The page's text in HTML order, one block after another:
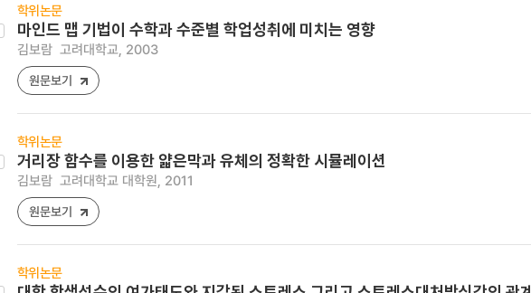
학위논문
마인드 맵 기법이 수학과 수준별 학업성취에 미치는 영향
김보람 고려대학교, 2003
원문보기
학위논문
거리장 함수를 이용한 얇은막과 유체의 정확한 시뮬레이션
김보람 고려대학교 대학원, 2011
원문보기
학위논문